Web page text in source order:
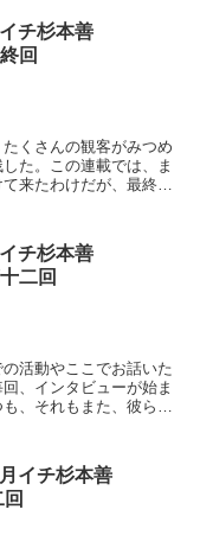
チ杉本善
回
くさんの観客がみつめ
た。この連載では、ま
来たわけだが、最終回
チ杉本善
二回
活動やここでお話いた
、インタビューが始ま
、それもまた、彼らし
イチ杉本善